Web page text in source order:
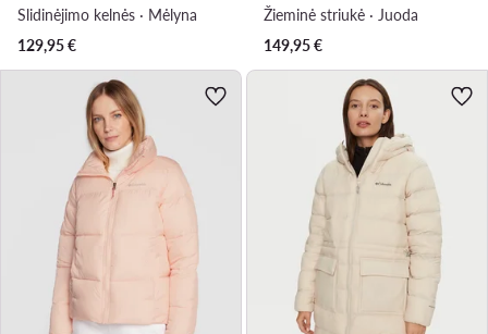
Slidinėjimo kelnės · Mėlyna
129,95€
Žieminė striukė · Juoda
149,95€